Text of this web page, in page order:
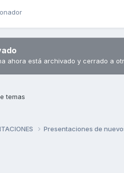
ahora está archivado y cerrado a
temas
Presentaciones de